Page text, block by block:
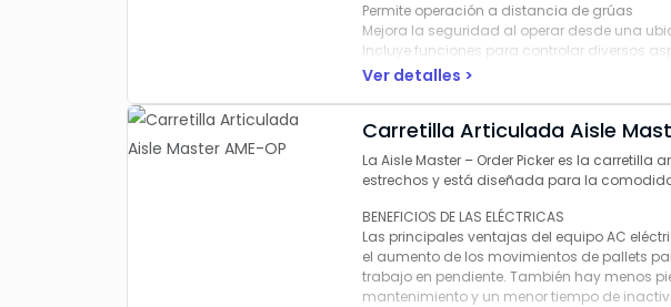
Permite operación a distancia de grúas
Mejora la seguridad al operar desde una
Incluye funciones para controlar diversos
Diseño intuitivo para fácil manejo
Ver detalles >
Carretilla Articulada Aisle
La Aisle Master – Order Picker es la
estrechos y está diseñada para la
BENEFICIOS DE LAS ELÉCTRICAS
Las principales ventajas del equipo AC
el aumento de los movimientos de pallets
trabajo en pendiente. También hay menos
mantenimiento y un menor tiempo de